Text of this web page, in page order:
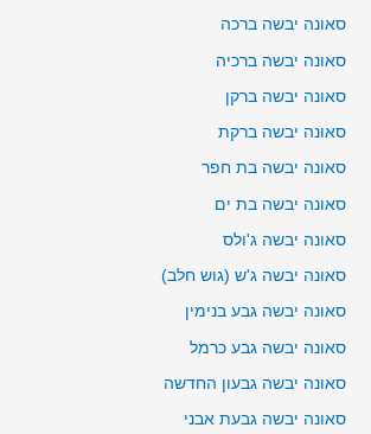
סאונה יבשה ברכה
סאונה יבשה ברכיה
סאונה יבשה ברקן
סאונה יבשה ברקת
סאונה יבשה בת חפר
סאונה יבשה בת ים
סאונה יבשה ג'ולס
סאונה יבשה ג'ש (גוש חלב)
סאונה יבשה גבע בנימין
סאונה יבשה גבע כרמל
סאונה יבשה גבעון החדשה
סאונה יבשה גבעת אבני